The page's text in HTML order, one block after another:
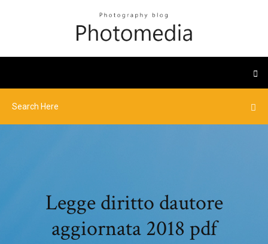
Legge diritto dautore
aggiornata 2018 pdf